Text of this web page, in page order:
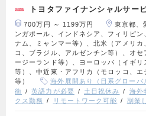
トヨタファイナンシャルサー
700万円 ～ 1199万円
東京都、
ンガポール、インドネシア、フィリピ
ナム、ミャンマー等）、北米（アメリ
コ、ブラジル、アルゼンチン等）、オセ
ージーランド等）、ヨーロッパ（イギ
等）、中近東・アフリカ（モロッコ、エ
等）
海外展開あり（日系グローバ
衝
英語力が必要 土日祝休み 海外
クス勤務
リモートワーク可能 副業